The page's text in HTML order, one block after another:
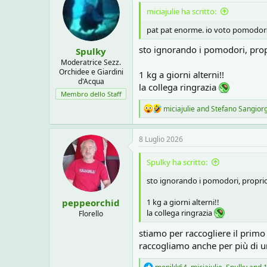
Spulky
Moderatrice Sezz.
Orchidee e Giardini
d'Acqua
Membro dello Staff
miciajulie ha scritto:
pat pat enorme. io voto
sto ignorando i pomodori,
1 kg a giorni alterni!!
la collega ringrazia
R
e
a
c
t
i
o
s
miciajulieandStefano
peppeorchid
Florello
8 Luglio 2026
Spulky ha scritto:
sto ignorando i pomodori,
1 kg a giorni alterni!!
la collega ringrazia
stiamo per raccogliere il
raccogliamo anche per più di